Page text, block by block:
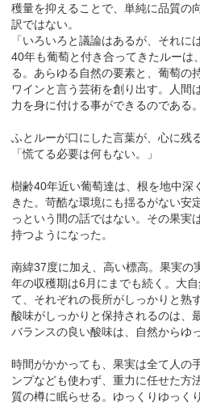
穫量を抑えることで、単純に品質の
訳ではない。
「いろいろと議論はあるが、それに
40年も葡萄と付き合ってきたルーは
る。あらゆる自然の要素と、葡萄の
ワインと言う芸術を創り出す。人間
力を身に付ける事ができるのである。
ふとルーが口にした言葉が、心に残る
「慌てる必要は何もない。」
樹齢40年近い葡萄達は、根を地中深
きた。苛酷な環境にも揺るがない安
っという間の話ではない。その果実
持つようになった。
南緯37度に加え、高い標高。果実の
年の収穫期は6月にまでも続く。大
て、それぞれの長所がしっかりと熟
酸味がしっかりと保持されるのは、
バランスの良い酸味は、自然からゆ
時間がかかっても、果実は全て人の
ンプなども使わず、重力に任せた方
質の樽に眠らせる。ゆっくりゆっく